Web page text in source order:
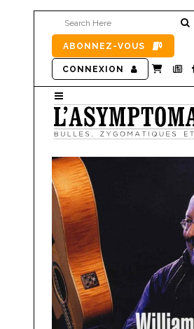
ABONNEZ-VOUS
CONNEXION